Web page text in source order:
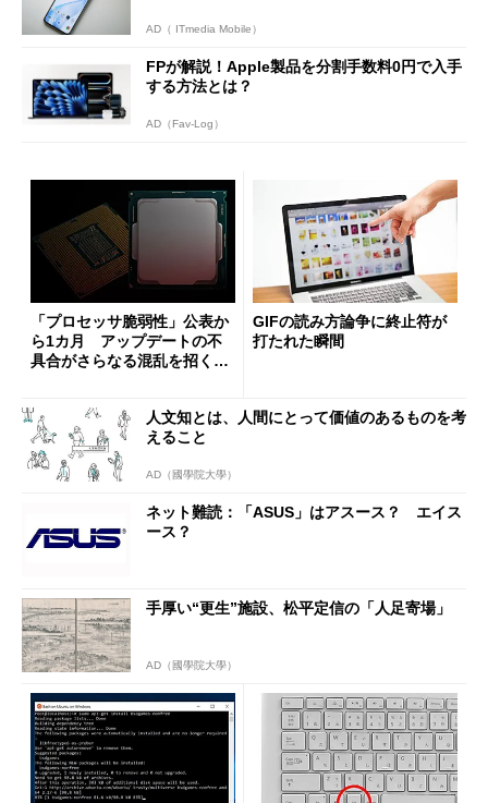
AD（ ITmedia Mobile）
FPが解説！Apple製品を分割手数料0円で入手
する方法とは？
AD（Fav-Log）
「プロセッサ脆弱性」公表か
ら1カ月 アップデートの不
具合がさらなる混乱を招く
GIFの読み方論争に終止符が
打たれた瞬間
人文知とは、人間にとって価値のあるものを考
えること
AD（國學院大學）
ネット難読：「ASUS」はアスース？ エイス
ース？
手厚い“更生”施設、松平定信の「人足寄場」
AD（國學院大學）